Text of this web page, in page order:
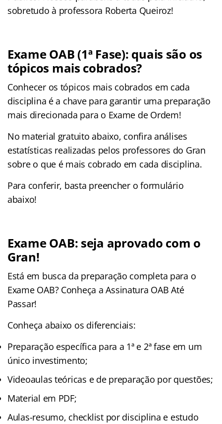
sobretudo à professora Roberta Queiroz!
Exame OAB (1ª Fase): quais são os
tópicos mais cobrados?
Conhecer os tópicos mais cobrados em cada
disciplina é a chave para garantir uma preparação
mais direcionada para o Exame de Ordem!
No material gratuito abaixo, confira análises
estatísticas realizadas pelos professores do Gran
sobre o que é mais cobrado em cada disciplina.
Para conferir, basta preencher o formulário
abaixo!
Exame OAB: seja aprovado com o
Gran!
Está em busca da preparação completa para o
Exame OAB? Conheça a Assinatura OAB Até
Passar!
Conheça abaixo os diferenciais:
Preparação específica para a 1ª e 2ª fase em um
único investimento;
Videoaulas teóricas e de preparação por questões;
Material em PDF;
Aulas-resumo, checklist por disciplina e estudo